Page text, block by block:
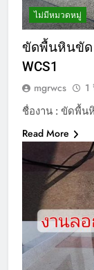
ไม่มีหมวดหมู่
ขัดพื้นหินขัด
WCS1
mgrwcs 1
ชื่องาน : ขัดพื้น
Read More